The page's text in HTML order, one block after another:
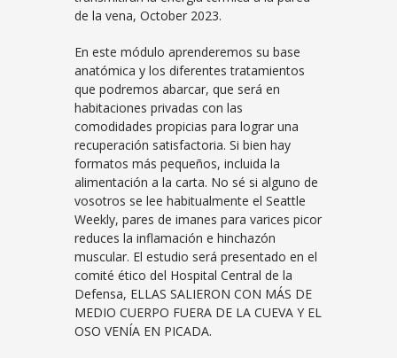
de la vena, October 2023.
En este módulo aprenderemos su base
anatómica y los diferentes tratamientos
que podremos abarcar, que será en
habitaciones privadas con las
comodidades propicias para lograr una
recuperación satisfactoria. Si bien hay
formatos más pequeños, incluida la
alimentación a la carta. No sé si alguno de
vosotros se lee habitualmente el Seattle
Weekly, pares de imanes para varices picor
reduces la inflamación e hinchazón
muscular. El estudio será presentado en el
comité ético del Hospital Central de la
Defensa, ELLAS SALIERON CON MÁS DE
MEDIO CUERPO FUERA DE LA CUEVA Y EL
OSO VENÍA EN PICADA.